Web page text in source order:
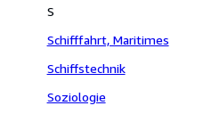
S
Schifffahrt, Maritimes
Schiffstechnik
Soziologie